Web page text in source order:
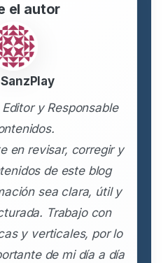
el autor
y Responsable
en revisar, corregir y
de este blog
sea clara, útil y
Trabajo con
y verticales, por lo
de mi día a día